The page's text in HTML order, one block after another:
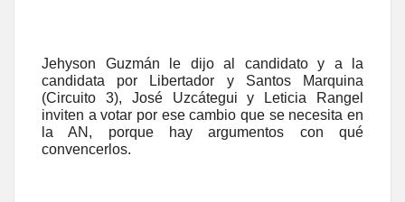
Jehyson Guzmán le dijo al candidato y a la
candidata por Libertador y Santos Marquina
(Circuito 3), José Uzcátegui y Leticia Rangel
inviten a votar por ese cambio que se necesita en
la AN, porque hay argumentos con qué
convencerlos.